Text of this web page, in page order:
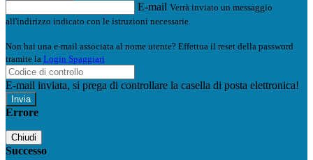
E-mail Verrà inviato un messaggio
all'indirizzo indicato con le istruzioni necessarie.
Non hai una e-mail associata al nome utente? Effettua il reset della password
tramite la Login Spaggiari
E-mail inviata, si prega di controllare la casella di posta elettronica!
Errore
Chiudi
Successo